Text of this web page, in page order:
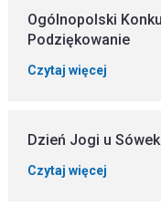
Ogólnopolski
Podziękowanie
Czytaj więcej
Dzień Jogi u Sówek
Czytaj więcej